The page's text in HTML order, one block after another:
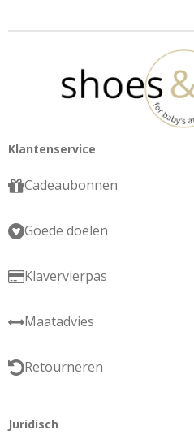
Klantenservice
Cadeaubonnen
Goede doelen
Klavervierpas
Maatadvies
Retourneren
Juridisch